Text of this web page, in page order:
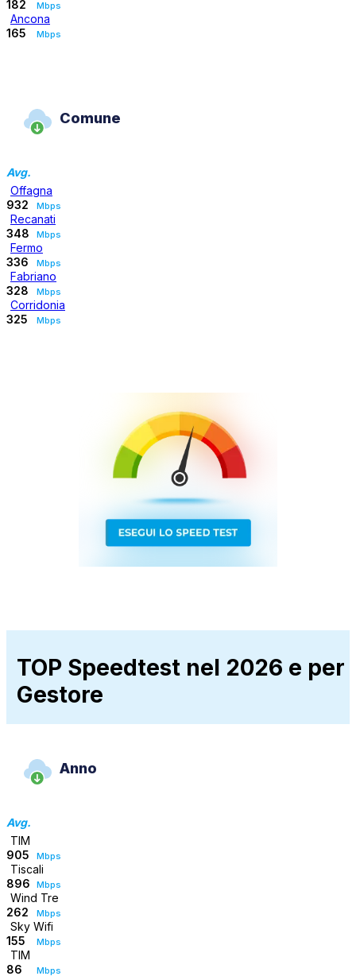
182
Mbps
Ancona
165
Mbps
Comune
Avg.
Offagna
932
Mbps
Recanati
348
Mbps
Fermo
336
Mbps
Fabriano
328
Mbps
Corridonia
325
Mbps
TOP Speedtest nel 2026 e per
Gestore
Anno
Avg.
TIM
905
Mbps
Tiscali
896
Mbps
Wind Tre
262
Mbps
Sky Wifi
155
Mbps
TIM
86
Mbps